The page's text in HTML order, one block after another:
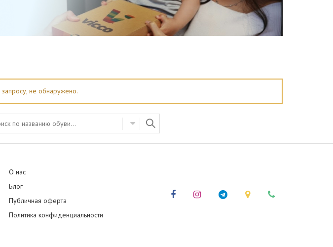
не обнаружено.
О нас
Блог
Публичная оферта
Политика конфиденциальности